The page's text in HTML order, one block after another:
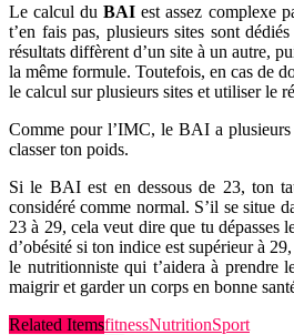
Le calcul duBAI est assez complexe
t’en fais pas, plusieurs sites sont
résultats diffèrent d’un site à un autre,
la même formule. Toutefois, en cas de
le calcul sur plusieurs sites et utiliser le
Comme pour l’IMC, le BAI a plusieurs
classer ton poids.
Si le BAI est en dessous de 23, ton
considéré comme normal. S’il se situe
23 à 29, cela veut dire que tu dépasses
d’obésité si ton indice est supérieur à
le nutritionniste qui t’aidera à prendre
maigrir et garder un corps en bonne
Related ItemsfitnessNutritionSport